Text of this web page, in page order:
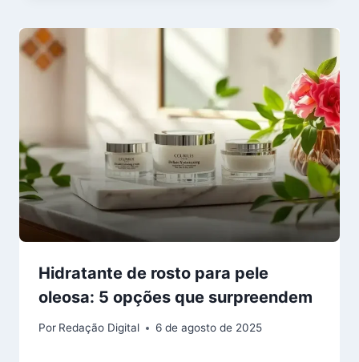
Hidratante de rosto para pele
oleosa: 5 opções que surpreendem
Por Redação Digital 6 de agosto de 2025